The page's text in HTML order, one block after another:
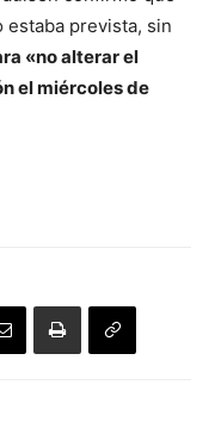
estaba prevista, sin
«no alterar el
el miércoles de